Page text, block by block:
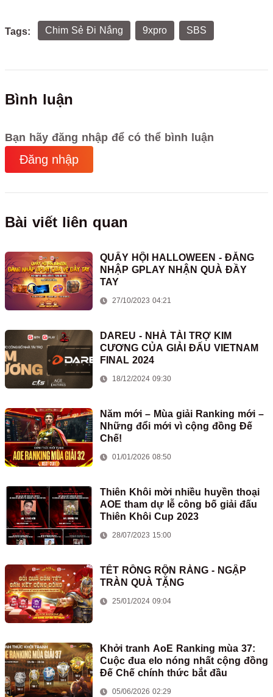
Tags: Chim Sẻ Đi Nắng 9xpro SBS
Bình luận
Bạn hãy đăng nhập để có thể bình luận
Đăng nhập
Bài viết liên quan
QUẨY HỘI HALLOWEEN - ĐĂNG
NHẬP GPLAY NHẬN QUÀ ĐẦY
TAY
27/10/2023 04:21
DAREU - NHÀ TÀI TRỢ KIM
CƯƠNG CỦA GIẢI ĐẤU VIETNAM
FINAL 2024
18/12/2024 09:30
Năm mới – Mùa giải Ranking mới –
Những đổi mới vì cộng đồng Đế
Chế!
01/01/2026 08:50
Thiên Khôi mời nhiều huyền thoại
AOE tham dự lễ công bố giải đấu
Thiên Khôi Cup 2023
28/07/2023 15:00
TẾT RỒNG RỘN RÀNG - NGẬP
TRÀN QUÀ TẶNG
25/01/2024 09:04
Khởi tranh AoE Ranking mùa 37:
Cuộc đua elo nóng nhất cộng đồng
Đế Chế chính thức bắt đầu
05/06/2026 02:29